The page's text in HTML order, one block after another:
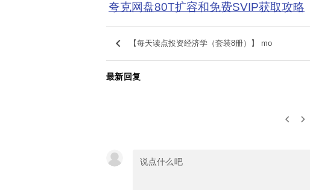
夸克网盘80T扩容和免费SVIP获取攻略
keyboard_arrow_left 【每天读点投资经济学（套装8册）】 mo
最新回复
keyboard_arrow_left keyboard_arrow_right